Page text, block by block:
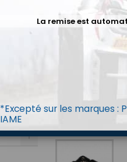
La remise est
*Excepté sur les marques :
IAME